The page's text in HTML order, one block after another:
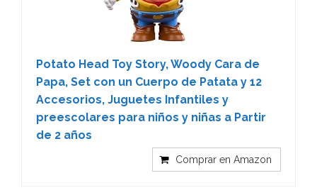
Potato Head Toy Story, Woody Cara de
Papa, Set con un Cuerpo de Patata y 12
Accesorios, Juguetes Infantiles y
preescolares para niños y niñas a Partir
de 2 años
Comprar en Amazon